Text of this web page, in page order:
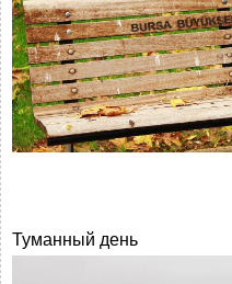
Туманный день